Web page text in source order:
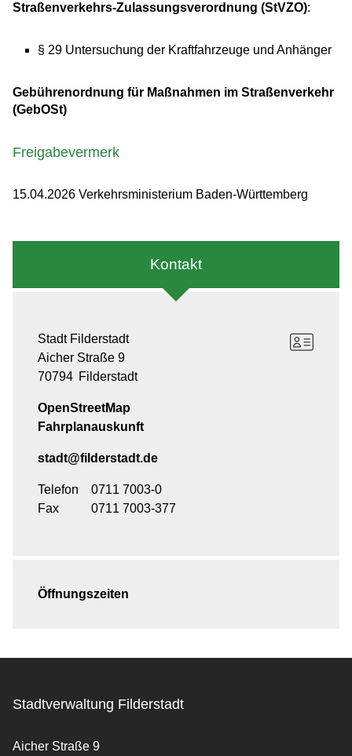
Straßenverkehrs-Zulassungsverordnung (StVZO):
§ 29 Untersuchung der Kraftfahrzeuge und Anhänger
Gebührenordnung für Maßnahmen im Straßenverkehr
(GebOSt)
Freigabevermerk
15.04.2026 Verkehrsministerium Baden-Württemberg
Kontakt
Stadt Filderstadt
Aicher Straße 9
70794 Filderstadt
OpenStreetMap
Fahrplanauskunft
stadt@filderstadt.de
Telefon
0711 7003-0
Fax
0711 7003-377
Öffnungszeiten
Stadtverwaltung Filderstadt
Aicher Straße 9